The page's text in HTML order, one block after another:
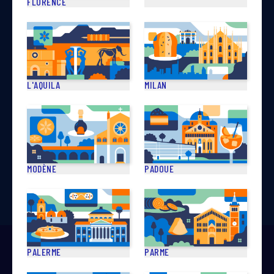
Camplus Modena
Sant'Eufemia
Camplus Padova
Aspetti
Résidence
maintenant à notre bulletin d’information pour rester au
courant des activités, des offres et des dernières
nouvelles de Camplus.
J’ACCEPTE DE RECEVOIR LE BULLETIN D’INFORMATION SELON
LES TERMES DE LA NOTICE D’INFORMATION AUX TERMES DE
L’ART. 13 DU RGPD CONSULTÉ
ICI.
L'AQUILA MILAN
MODÈNE PADOUE
PALERME PARME